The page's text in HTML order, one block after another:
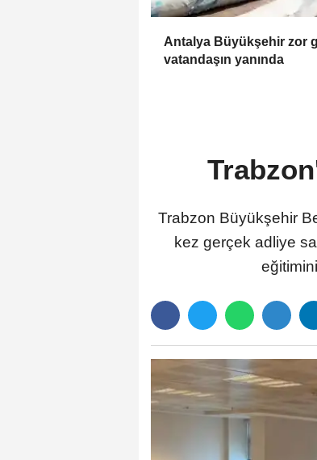
Antalya Büyükşehir zor
vatandaşın yanında
Trabzon Büyükşehir
kez gerçek adliye